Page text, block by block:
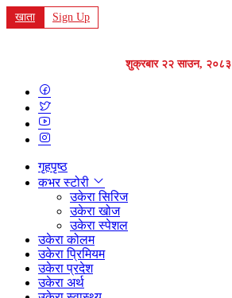
खाता Sign Up
शुक्रबार २२ साउन, २०८३
गृहपृष्ठ
कभर स्टोरी
उकेरा सिरिज
उकेरा खोज
उकेरा स्पेशल
उकेरा कोलम
उकेरा प्रिमियम
उकेरा प्रदेश
उकेरा अर्थ